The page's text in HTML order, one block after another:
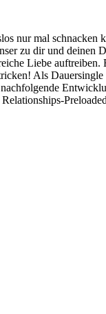
nur mal schnacken
zu dir und deinen
Liebe auftreiben.
Als